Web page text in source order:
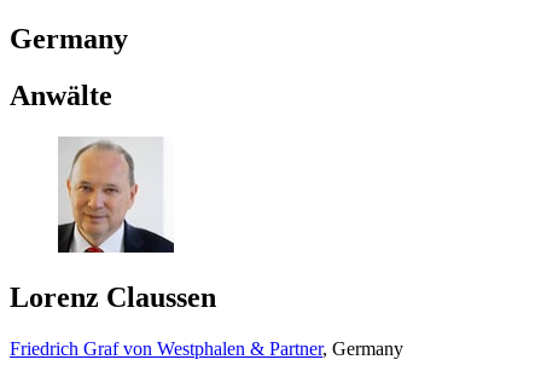
Germany
Anwälte
Lorenz Claussen
Friedrich Graf von Westphalen & Partner, Germany